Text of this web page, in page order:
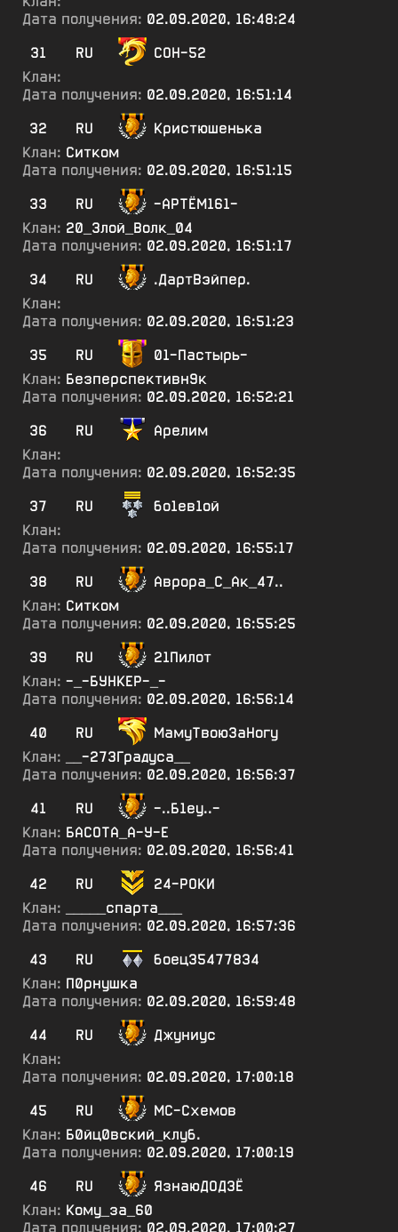
Дата получения: 02.09.2020, 16:48:24
31
RU
СОН-52
Клан:
Дата получения: 02.09.2020, 16:51:14
32
RU
Кристюшенька
Клан: Ситком
Дата получения: 02.09.2020, 16:51:15
33
RU
-АРТЁМ161-
Клан: 20_Злой_Волк_04
Дата получения: 02.09.2020, 16:51:17
34
RU
.ДартВэйпер.
Клан:
Дата получения: 02.09.2020, 16:51:23
35
RU
01-Пастырь-
Клан: Безперспективн9к
Дата получения: 02.09.2020, 16:52:21
36
RU
Арелим
Клан:
Дата получения: 02.09.2020, 16:52:35
37
RU
бо1ев1ой
Клан:
Дата получения: 02.09.2020, 16:55:17
38
RU
Аврора_С_Ак_47..
Клан: Ситком
Дата получения: 02.09.2020, 16:55:25
39
RU
21Пилот
Клан: -_-БУНКЕР-_-
Дата получения: 02.09.2020, 16:56:14
40
RU
МамуТвоюЗаНогу
Клан:
__-273Градуса__
Дата получения: 02.09.2020, 16:56:37
41
RU
-..Б1еу..-
Клан: БАСОТА_А-У-Е
Дата получения: 02.09.2020, 16:56:41
42
RU
24-РОКИ
Клан:
_____спарта___
Дата получения: 02.09.2020, 16:57:36
43
RU
боец35477834
Клан: П0рнушка
Дата получения: 02.09.2020, 16:59:48
44
RU
Джуниус
Клан:
Дата получения: 02.09.2020, 17:00:18
45
RU
МС-Схемов
Клан: Б0йц0вский_клуб.
Дата получения: 02.09.2020, 17:00:19
46
RU
ЯзнаюДОДЗЁ
Клан: Кому_за_60
Дата получения: 02.09.2020, 17:00:27